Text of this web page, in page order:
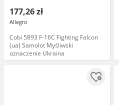
177,26 zł
Allegro
Cobi 5893 F-16C Fighting Falcon
(ua) Samolot Myśliwski
oznaczenie Ukraina